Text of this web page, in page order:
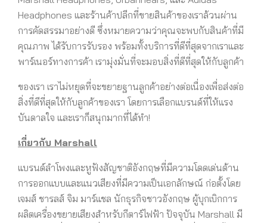
Headphones และร้านค้าปลีกที่ขายสินค้าของเราล้วนผ่าน
การคัดสรรมาอย่างดี ซึ่งหมายความว่าคุณจะพบกับสินค้าที่มี
คุณภาพ ได้รับการรับรอง พร้อมทั้งบริการที่ดีที่สุดจากเราและ
พาร์เนอร์ทางการค้า เรามุ่งมั่นที่จะมอบสิ่งที่ดีที่สุดให้กับลูกค้า
ของเรา เราไม่หยุดที่จะขยายฐานลูกค้าอย่างต่อเนื่องเพื่อส่งต่อ
สิ่งที่ดีที่สุดให้กับลูกค้าของเรา โดยการเลือกแบรนด์ที่ให้แรง
บันดาลใจ และเราก็สนุกมากที่ได้ทำ!
เกี่ยวกับ Marshall
แบรนด์ลำโพงและหูฟังสัญชาติอังกฤษที่มีความโดดเด่นด้าน
การออกแบบและแนวเสียงที่มีความเป็นเอกลักษณ์ ก่อตั้งโดย
เจมส์ ชารลส์ จิม มาร์แชล นักธุรกิจชาวอังกฤษ ผู้บุกเบิกการ
ผลิตเครื่องขยายเสียงสำหรับกีตาร์ไฟฟ้า ปัจจุบัน Marshall มี